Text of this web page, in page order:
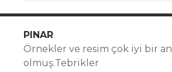
PINAR
Örnekler ve resim çok iyi bir
olmuş.Tebrikler